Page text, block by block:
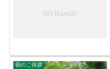
朝のご挨拶